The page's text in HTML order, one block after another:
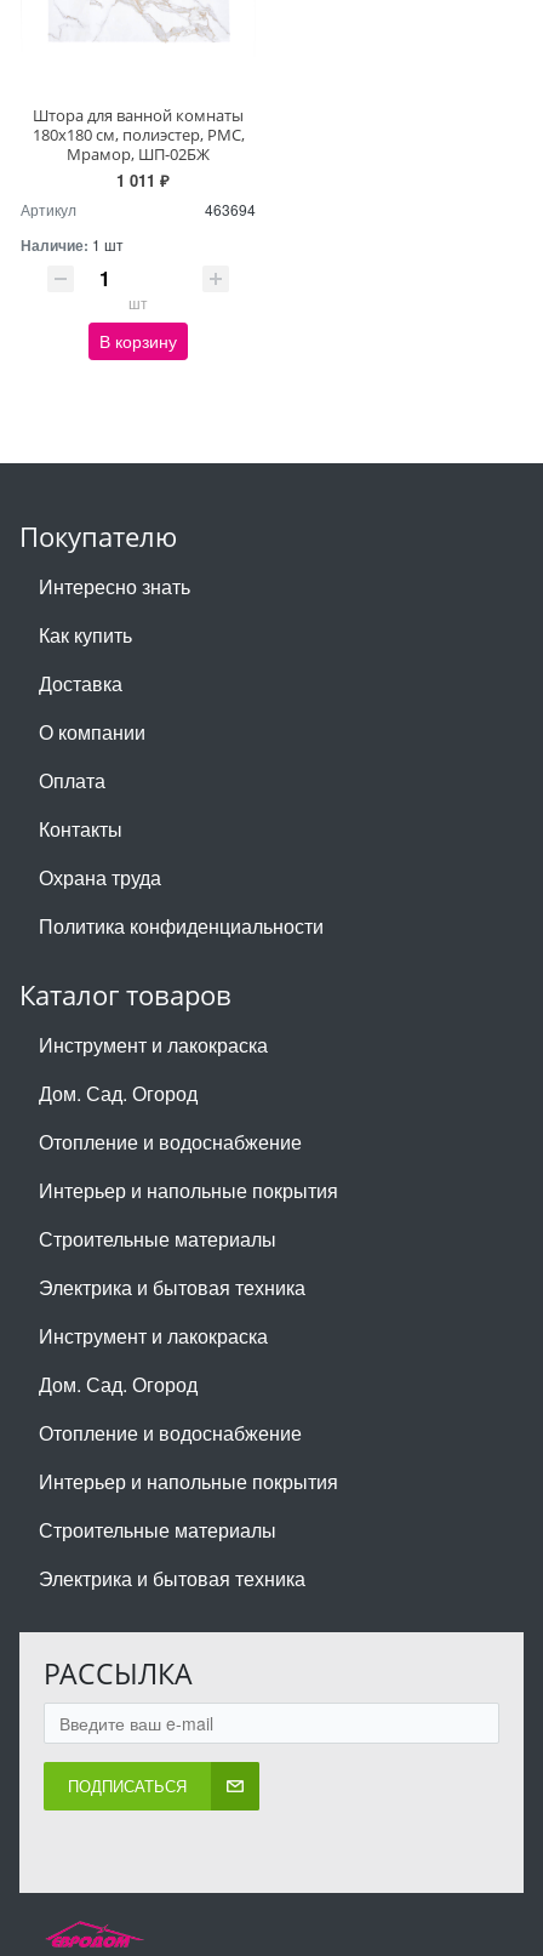
Штора для ванной комнаты
180х180 см, полиэстер, РМС,
Мрамор, ШП-02БЖ
1 011 ₽
Артикул 463694
Наличие: 1 шт
шт
В корзину
Покупателю
Интересно знать
Как купить
Доставка
О компании
Оплата
Контакты
Охрана труда
Политика конфиденциальности
Каталог товаров
Инструмент и лакокраска
Дом. Сад. Огород
Отопление и водоснабжение
Интерьер и напольные покрытия
Строительные материалы
Электрика и бытовая техника
Инструмент и лакокраска
Дом. Сад. Огород
Отопление и водоснабжение
Интерьер и напольные покрытия
Строительные материалы
Электрика и бытовая техника
РАССЫЛКА
ПОДПИСАТЬСЯ